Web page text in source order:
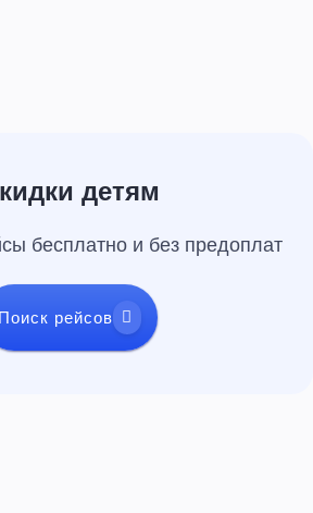
детям
бесплатно и без предоплат
Поиск рейсов